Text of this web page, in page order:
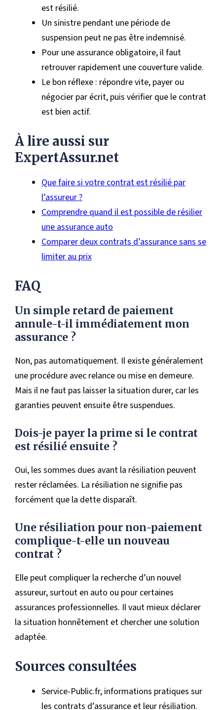
est résilié.
Un sinistre pendant une période de
suspension peut ne pas être indemnisé.
Pour une assurance obligatoire, il faut
retrouver rapidement une couverture valide.
Le bon réflexe : répondre vite, payer ou
négocier par écrit, puis vérifier que le contrat
est bien actif.
À lire aussi sur
ExpertAssur.net
Que faire si votre contrat est résilié par
l’assureur ?
Comprendre quand il est possible de résilier
une assurance auto
Comparer deux contrats d’assurance sans se
limiter au prix
FAQ
Un simple retard de paiement
annule-t-il immédiatement mon
assurance ?
Non, pas automatiquement. Il existe généralement
une procédure avec relance ou mise en demeure.
Mais il ne faut pas laisser la situation durer, car les
garanties peuvent ensuite être suspendues.
Dois-je payer la prime si le contrat
est résilié ensuite ?
Oui, les sommes dues avant la résiliation peuvent
rester réclamées. La résiliation ne signifie pas
forcément que la dette disparaît.
Une résiliation pour non-paiement
complique-t-elle un nouveau
contrat ?
Elle peut compliquer la recherche d’un nouvel
assureur, surtout en auto ou pour certaines
assurances professionnelles. Il vaut mieux déclarer
la situation honnêtement et chercher une solution
adaptée.
Sources consultées
Service-Public.fr, informations pratiques sur
les contrats d’assurance et leur résiliation.